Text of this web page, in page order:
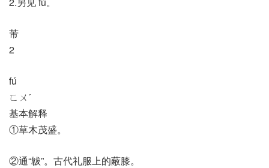
芾
2
fú
ㄈㄨˊ
基本解释
①草木茂盛。
②通“韍”。古代礼服上的蔽膝。